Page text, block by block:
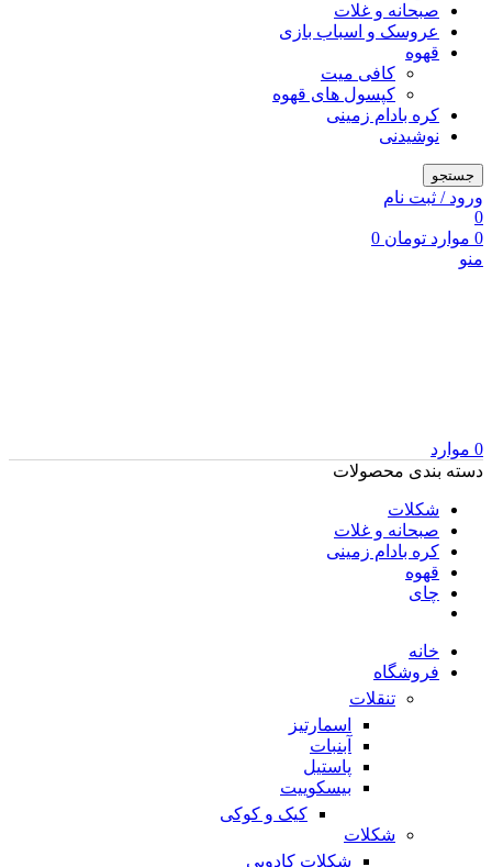
صبحانه و غلات
عروسک و اسباب بازی
قهوه
کافی میت
کپسول های قهوه
کره بادام زمینی
نوشیدنی
جستجو
ورود / ثبت نام
0
0 موارد تومان
منو
0 موارد
دسته بندی محصولات
شکلات
صبحانه و غلات
کره بادام زمینی
قهوه
چای
خانه
فروشگاه
تنقلات
اسمارتیز
آبنبات
پاستیل
بیسکوییت
کیک و کوکی
شکلات
شکلات کادویی